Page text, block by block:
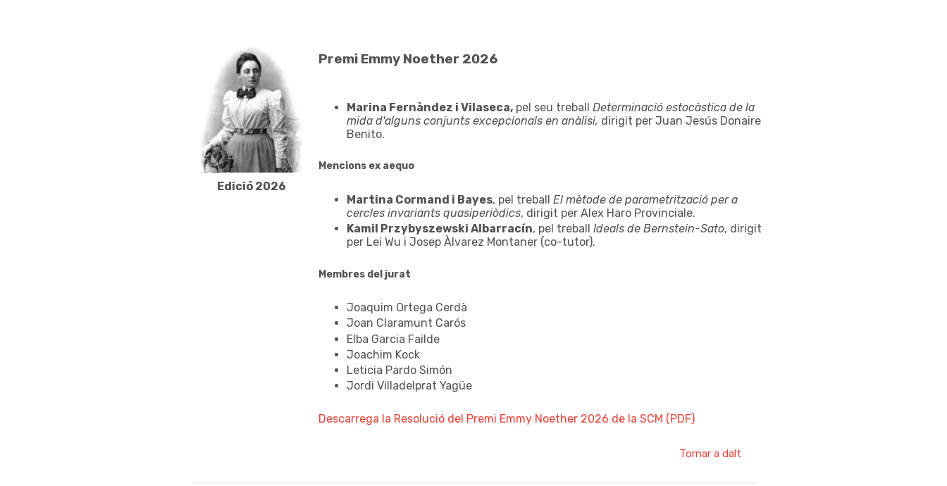
Edició 2026
Premi Emmy Noether 2026
Marina Fernàndez i Vilaseca, pel seu treball Determinació estocàstica de la
mida d'alguns conjunts excepcionals en anàlisi, dirigit per Juan Jesús Donaire
Benito.
Mencions ex aequo
Martina Cormand i Bayes, pel treball El mètode de parametrització per a
cercles invariants quasiperiòdics, dirigit per Alex Haro Provinciale.
Kamil Przybyszewski Albarracín, pel treball Ideals de Bernstein-Sato, dirigit
per Lei Wu i Josep Àlvarez Montaner (co-tutor).
Membres del jurat
Joaquim Ortega Cerdà
Joan Claramunt Carós
Elba Garcia Failde
Joachim Kock
Leticia Pardo Simón
Jordi Villadelprat Yagüe
Descarrega la Resolució del Premi Emmy Noether 2026 de la SCM (PDF)
Tornar a dalt